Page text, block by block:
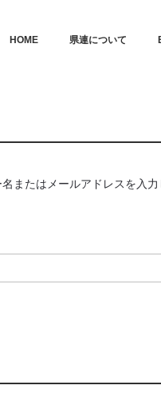
SKIP TO PRIMARY CONTENT
SKIP TO SECONDARY CONTENT
HOME 県連について
またはメールアドレスを入